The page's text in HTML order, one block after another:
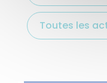
Toutes les